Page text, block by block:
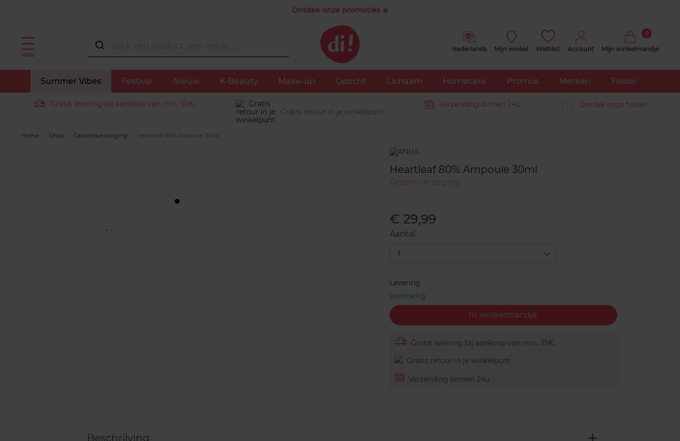
Ontdek onze promoties ☀️
MENU
Nederlands Mijn winkel Wishlist Account Mijn winkelmandje
0
Summer Vibes Festival Nieuw K-Beauty Make-up Gezicht Lichaam Homecare Promos Merken Folder
Gratis levering bij aankoop van min. 35€.
Gratis retour in je winkelpunt
Verzending binnen 24u Ontdek onze folder
Home Shop Gezichtsverzorging Heartleaf 80% Ampoule 30ml
Merk
Heartleaf 80% Ampoule 30ml
Gezichtsverzorging
€ 29,99
Aantal
1
Levering
Voorradig
In winkelmandje
Gratis levering bij aankoop van min. 35€.
Gratis retour in je winkelpunt
Verzending binnen 24u
Beschrijving